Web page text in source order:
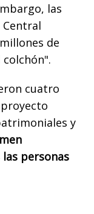
las
de
cuatro
y
personas